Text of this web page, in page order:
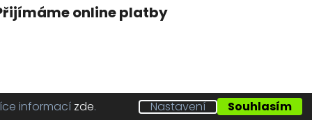
informací zde. Nastavení Souhlasím
online platby